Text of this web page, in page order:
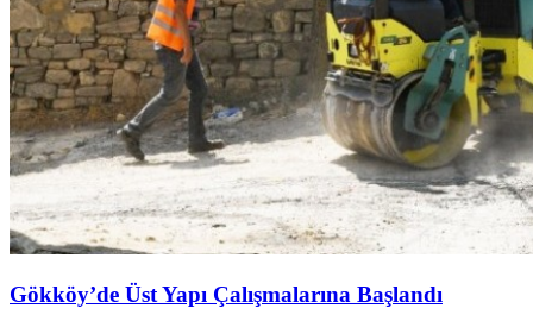
Gökköy’de Üst Yapı Çalışmalarına Başlandı